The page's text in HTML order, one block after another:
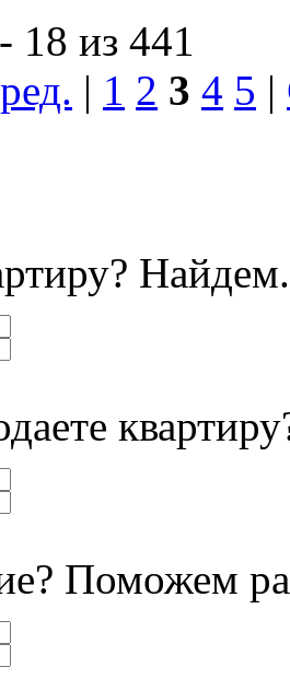
18 из 441
| 1 2 3 4 5 |
Поможем